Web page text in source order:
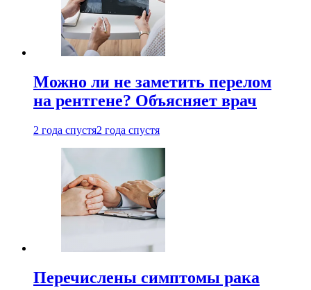
Можно ли не заметить перелом
на рентгене? Объясняет врач
2 года спустя2 года спустя
Перечислены симптомы рака